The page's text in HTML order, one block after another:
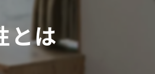
ケアハウスきずな
きずなデイサロン
とは